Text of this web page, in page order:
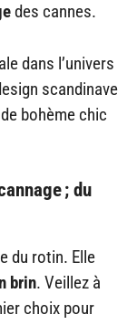
des cannes.
dans l’univers
scandinave
bohème chic
; du
du rotin. Elle
brin. Veillez à
choix pour